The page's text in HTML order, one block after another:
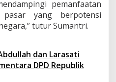
pemanfaatan
yang berpotensi
tutur Sumantri.
dan Larasati
DPD Republik